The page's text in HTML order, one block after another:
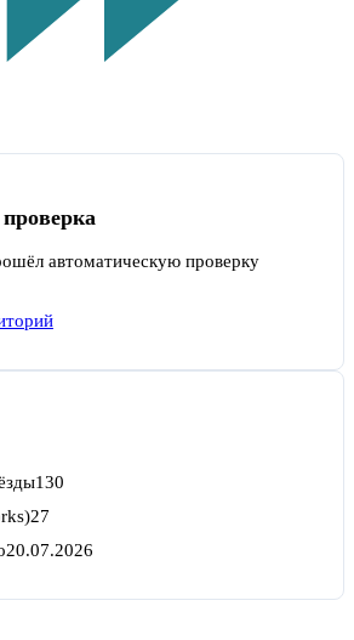
автоматическую проверку
130
27
20.07.2026